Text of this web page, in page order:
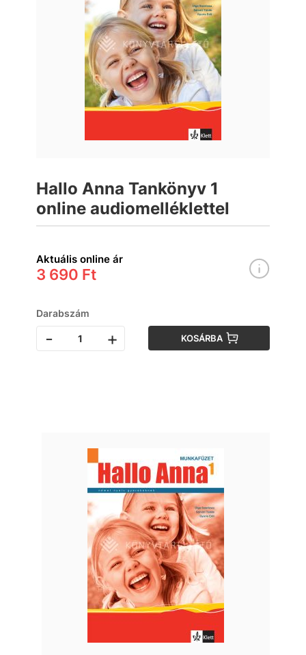
Hallo Anna Tankönyv 1
online audiomelléklettel
Aktuális online ár
3 690 Ft
Darabszám
- + KOSÁRBA